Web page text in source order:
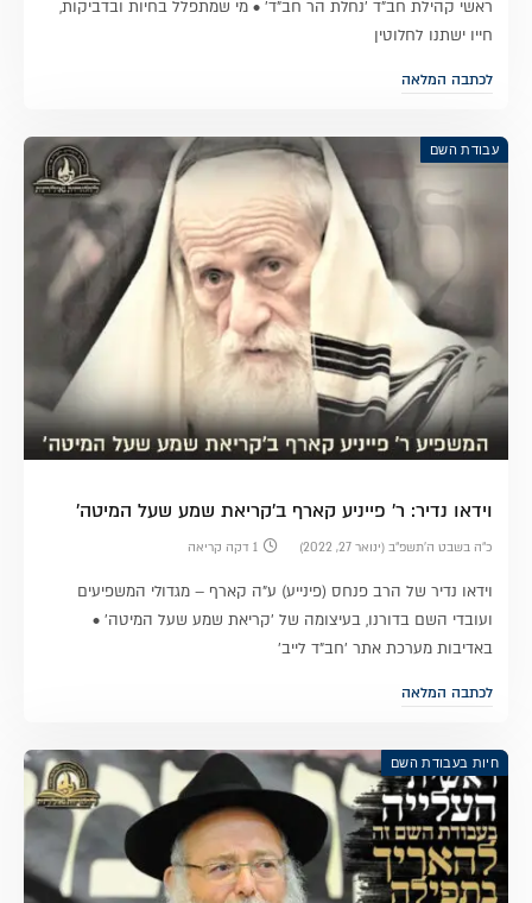
ראשי קהילת חב"ד 'נחלת הר חב"ד' • מי שמתפלל בחיות ובדביקות,
חייו ישתנו לחלוטין
לכתבה המלאה
עבודת השם
וידאו נדיר: ר' פייניע קארף ב'קריאת שמע שעל המיטה'
כ״ה בשבט ה׳תשפ״ב (ינואר 27, 2022) 1 דקה קריאה
וידאו נדיר של הרב פנחס (פינייע) ע"ה קארף – מגדולי המשפיעים
ועובדי השם בדורנו, בעיצומה של 'קריאת שמע שעל המיטה' •
באדיבות מערכת אתר 'חב"ד לייב'
לכתבה המלאה
חיות בעבודת השם